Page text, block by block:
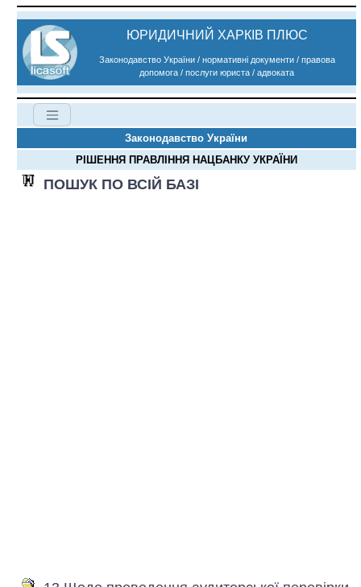
ЮРИДИЧНИЙ ХАРКІВ ПЛЮС
Законодавство України / нормативні документи / правова
допомога / послуги юриста / адвоката
Законодавство України
РІШЕННЯ ПРАВЛІННЯ НАЦБАНКУ УКРАЇНИ
ПОШУК ПО ВСІЙ БАЗІ